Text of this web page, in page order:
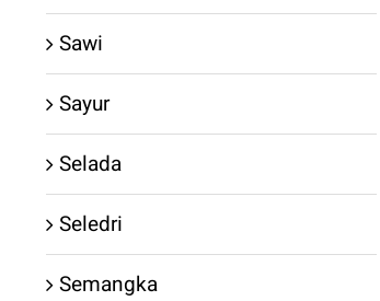
Sawi
Sayur
Selada
Seledri
Semangka